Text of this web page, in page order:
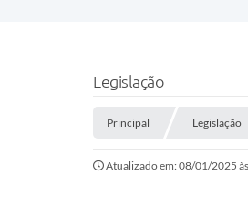
Legislação
Principal Legislação
Atualizado em: 08/01/2025